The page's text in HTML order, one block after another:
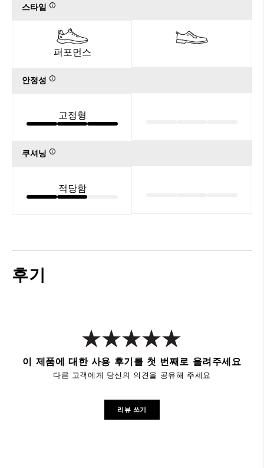
스타일
퍼포먼스
안정성
고정형
쿠셔닝
적당함
후기
이 제품에 대한 사용 후기를 첫 번째로 올려주세요
다른 고객에게 당신의 의견을 공유해 주세요
리뷰 쓰기